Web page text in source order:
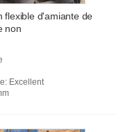
frein
flexible d'amiante de
non
: Excellent